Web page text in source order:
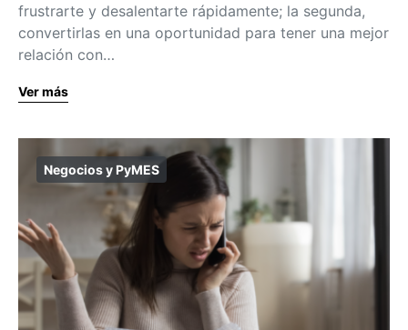
frustrarte y desalentarte rápidamente; la segunda,
convertirlas en una oportunidad para tener una mejor
relación con…
Ver más
Negocios y PyMES